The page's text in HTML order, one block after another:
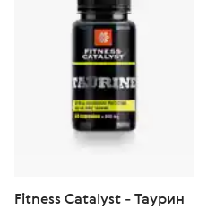
Fitness Catalyst - Таурин